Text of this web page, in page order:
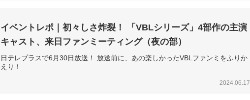
イベントレポ｜初々しさ炸裂！ 「VBLシリーズ」4部作の主演
キャスト、来日ファンミーティング（夜の部）
日テレプラスで6月30日放送！ 放送前に、あの楽しかったVBLファンミをふりか
えり！
2024.06.17